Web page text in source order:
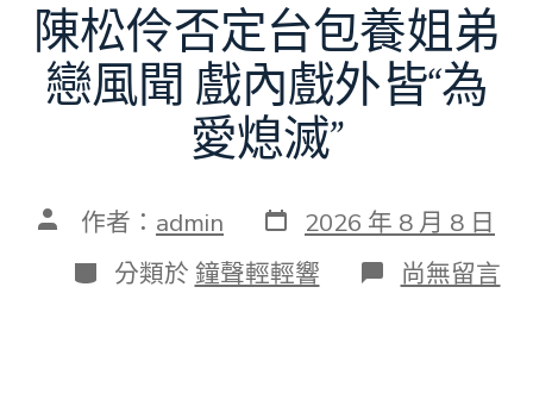
陳松伶否定台包養姐弟
戀風聞 戲內戲外皆“為
愛熄滅”
文 作者： admin 發
表
日
期
2026 年 8 月 8 日
分
類
分類於 鐘聲輕輕響 在
〈陳
尚無留言